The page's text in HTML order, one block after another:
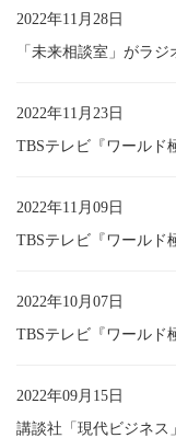
2022年11月28日
「未来相談室」がラ
2022年11月23日
TBSテレビ『ワールド
2022年11月09日
TBSテレビ『ワールド
2022年10月07日
TBSテレビ『ワールド
2022年09月15日
講談社「現代ビジネス